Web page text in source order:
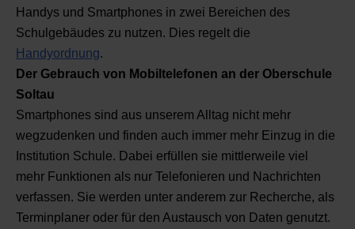
Handys und Smartphones in zwei Bereichen des
Schulgebäudes zu nutzen. Dies regelt die
Handyordnung.
Der Gebrauch von Mobiltelefonen an der Oberschule
Soltau
Smartphones sind aus unserem Alltag nicht mehr
wegzudenken und finden auch immer mehr Einzug in die
Institution Schule. Dabei erfüllen sie mittlerweile viel
mehr Funktionen als nur Telefonieren und Nachrichten
verfassen. Sie werden unter anderem zur Recherche, als
Terminplaner oder für den Austausch von Daten genutzt.